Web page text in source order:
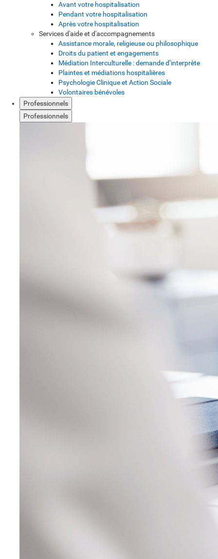
Avant votre hospitalisation
Pendant votre hospitalisation
Après votre hospitalisation
Services d'aide et d'accompagnements
Assistance morale, religieuse ou philosophique
Droits du patient et engagements
Médiation Interculturelle : demande d’interprète
Plaintes et médiations hospitalières
Psychologie Clinique et Action Sociale
Volontaires bénévoles
Professionnels
Professionnels